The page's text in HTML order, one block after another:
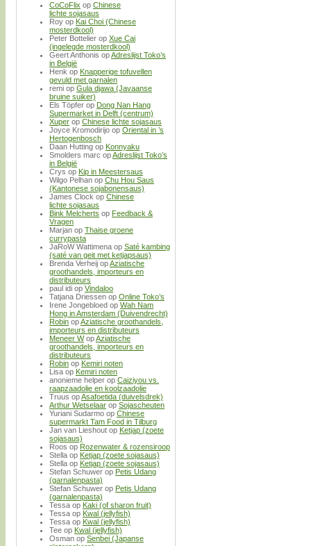
CoCoFlix op Chinese
lichte sojasaus
Roy op Kai Choi (Chinese
mosterdkool)
Peter Bottelier op Xue Cai
(ingelegde mosterdkool)
Geert Anthonis opAdreslijst Toko’s
in België
Henk op Knapperige tofuvellen
gevuld met garnalen
remi op Gula djawa (Javaanse
bruine suiker)
Els Töpfer op Dong Nan Hang
Supermarket in Delft (centrum)
Xuper op Chinese lichte sojasaus
Joyce Kromodirijo op Oriental in ’s
Hertogenbosch
Daan Hutting op Konnyaku
Smolders marc opAdreslijst Toko’s
in België
Crys op Kip in Meestersaus
Wilgo Pelhan op Chu Hou Saus
(Kantonese sojabonensaus)
James Clock op Chinese
lichte sojasaus
Bink Melcherts op Feedback &
Vragen
Marjan op Thaise groene
currypasta
JaRoW Wattimena op Saté kambing
(saté van geit met ketjapsaus)
Brenda Verheij opAziatische
groothandels, importeurs en
distributeurs
paul idi op Vindaloo
Tatjana Driessen op Online Toko’s
Irene Jongebloed op Wah Nam
Hong in Amsterdam (Duivendrecht)
Robin opAziatische groothandels,
importeurs en distributeurs
Meneer WopAziatische
groothandels, importeurs en
distributeurs
Robin op Kemiri noten
Lisa op Kemiri noten
anonieme helper op Caiziyou vs.
raapzaadolie en koolzaadolie
Truus opAsafoetida (duivelsdrek)
Arthur Wetselaar op Sojascheuten
Yuriani Sudarmo op Chinese
supermarkt Tam Food in Tilburg
Jan van Lieshout op Ketjap (zoete
sojasaus)
Roos op Rozenwater & rozensiroop
Stella op Ketjap (zoete sojasaus)
Stella op Ketjap (zoete sojasaus)
Stefan Schuwer op Petis Udang
(garnalenpasta)
Stefan Schuwer op Petis Udang
(garnalenpasta)
Tessa op Kaki (of sharon fruit)
Tessa op Kwal (jellyfish)
Tessa op Kwal (jellyfish)
Tee op Kwal (jellyfish)
Osman op Senbei (Japanse